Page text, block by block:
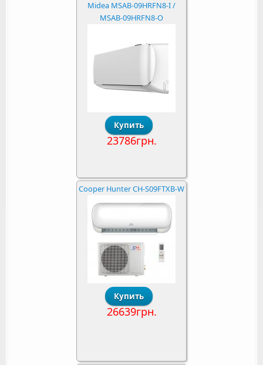
Midea MSAB-09HRFN8-I /
MSAB-09HRFN8-O
23786грн.
Cooper Hunter CH-S09FTXB-W
26639грн.